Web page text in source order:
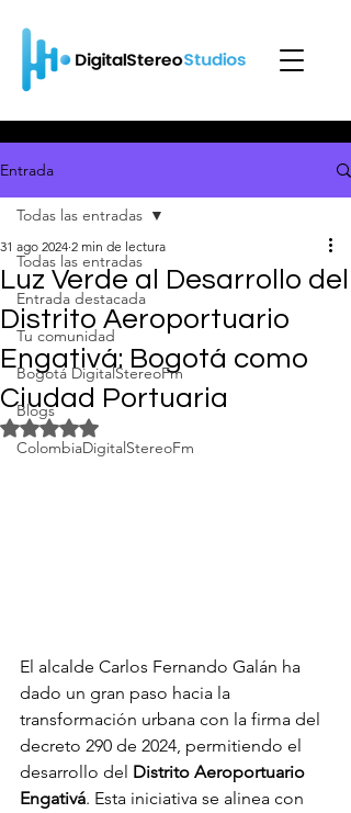
Entrada
Todas las entradas
Entrada destacada
Tu comunidad
Bogotá DigitalStereoFm
Blogs
ColombiaDigitalStereoFm
Todas las entradas
Luz Verde al Desarrollo del
Distrito Aeroportuario
Engativá: Bogotá como
Ciudad Portuaria
31 ago 2024 2 min de lectura
Obtuvo NaN de 5 estrellas.
El alcalde Carlos Fernando Galán ha
dado un gran paso hacia la
transformación urbana con la firma del
decreto 290 de 2024, permitiendo el
desarrollo del Distrito Aeroportuario
Engativá. Esta iniciativa se alinea con